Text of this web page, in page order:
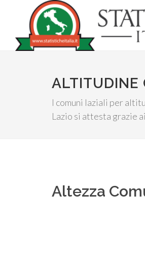
ALTITUDINE
I comuni laziali per
Lazio si attesta grazie
Altezza